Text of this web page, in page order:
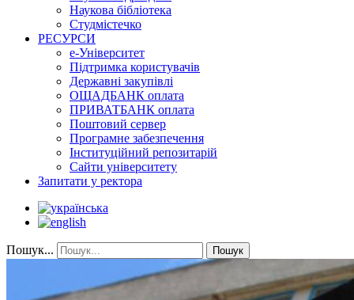
Наукова бібліотека
Студмістечко
РЕСУРСИ
е-Університет
Підтримка користувачів
Державні закупівлі
ОЩАДБАНК оплата
ПРИВАТБАНК оплата
Поштовий сервер
Програмне забезпечення
Інституційний репозитарій
Сайти університету
Запитати у ректора
Пошук... Пошук